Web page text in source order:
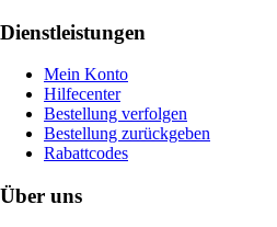
Dienstleistungen
Mein Konto
Hilfecenter
Bestellung verfolgen
Bestellung zurückgeben
Rabattcodes
Über uns